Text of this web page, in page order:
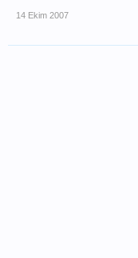
14 Ekim 2007